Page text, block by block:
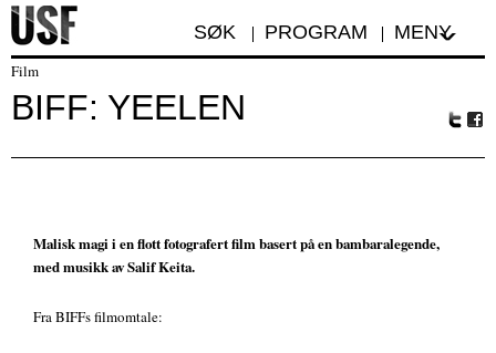
SØK PROGRAM MENY
Film
BIFF: YEELEN
Malisk magi i en flott fotografert film basert på en bambaralegende,
med musikk av Salif Keita.
Fra BIFFs filmomtale: